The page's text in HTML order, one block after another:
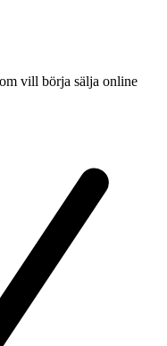
vill börja sälja online